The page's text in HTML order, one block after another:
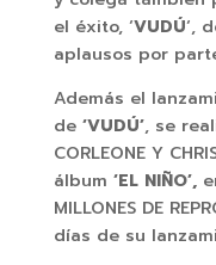
el éxito, ‘VUDÚ‘,
aplausos por
Además el
de ‘VUDÚ’, se
CORLEONE Y
álbum ‘EL NIÑO’,
MILLONES DE
días de su